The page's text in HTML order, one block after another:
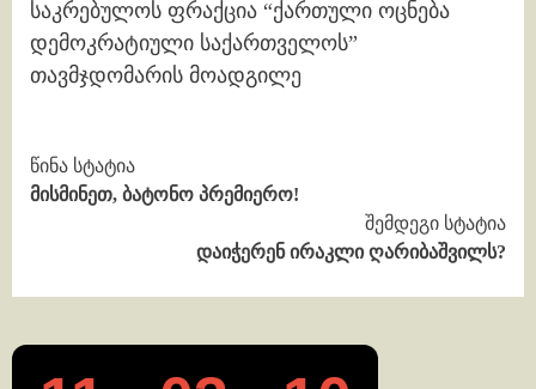
საკრებულოს ფრაქცია “ქართული ოცნება
დემოკრატიული საქართველოს”
თავმჯდომარის მოადგილე
Continue
Reading
წინა სტატია
მისმინეთ, ბატონო პრემიერო!
შემდეგი სტატია
დაიჭერენ ირაკლი ღარიბაშვილს?